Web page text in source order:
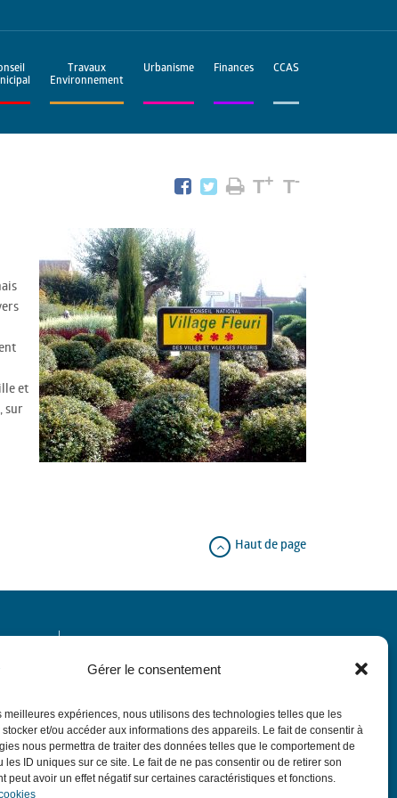
Gérer le consentement
meilleures expériences, nous utilisons des technologies telles que les
et/ou accéder aux informations des appareils. Le fait de consentir à
nous permettra de traiter des données telles que le comportement de
les ID uniques sur ce site. Le fait de ne pas consentir ou de retirer son
peut avoir un effet négatif sur certaines caractéristiques et fonctions.
Travaux
Environnement
Urbanisme Finances CCAS
T+ T-
et
sur
Haut de page
L'après-midide 13h30 à 18h,sauf le jeudi:
de 13h30 à 17h30.
Le 1er samedi du moisde 9h à 12h sauf
ponts et vacances avec permanence d'élus.